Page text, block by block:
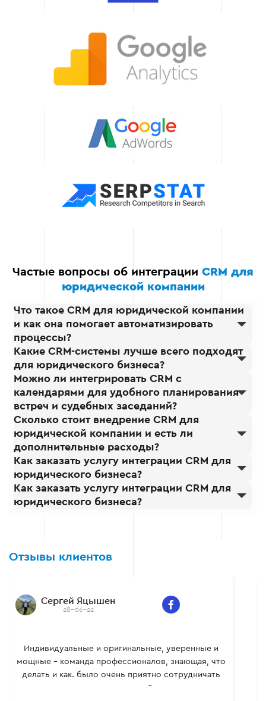
административные
задачи, автоматизируем
рутинные процессы.
конфиденциальность
данных
безопасности, чтобы
защитить ваши данные от
утечки и
Частые вопросы об интеграции CRM для
юридической компании
Что такое CRM для юридической компании
и как она помогает автоматизировать
процессы?
Какие CRM-системы лучше всего подходят
для юридического бизнеса?
Можно ли интегрировать CRM с
календарями для удобного планирования
встреч и судебных заседаний?
Сколько стоит внедрение CRM для
юридической компании и есть ли
дополнительные расходы?
Как заказать услугу интеграции CRM для
юридического бизнеса?
Как заказать услугу интеграции CRM для
юридического бизнеса?
Отзывы клиентов
Сергей Яцышен
28-06-22
Индивидуальные и оригинальные, уверенные и
мощные – команда профессионалов, знающая, что
делать и как. было очень приятно сотрудничать
вместе, многому сам научился. Всем рекомендую.